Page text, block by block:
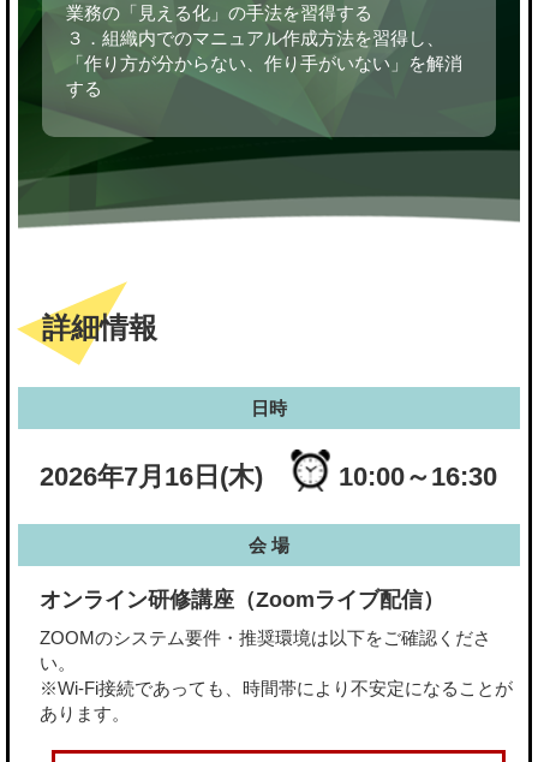
業務の「見える化」の手法を習得する
３．組織内でのマニュアル作成方法を習得し、
「作り方が分からない、作り手がいない」を解消
する
詳細情報
日時
2026年7月16日(木) 10:00～16:30
会 場
オンライン研修講座（Zoomライブ配信）
ZOOMのシステム要件・推奨環境は以下をご確認くださ
い。
※Wi-Fi接続であっても、時間帯により不安定になることが
あります。